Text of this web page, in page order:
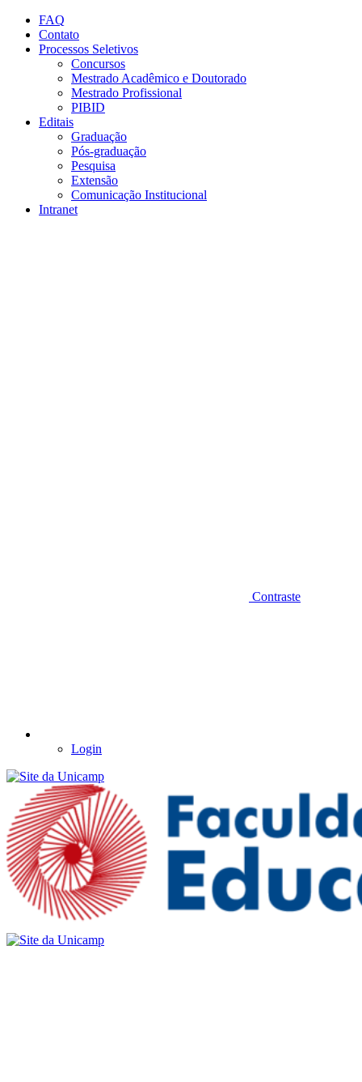
Conteúdo principal
FAQ
Contato
Processos Seletivos
Concursos
Mestrado Acadêmico e Doutorado
Mestrado Profissional
PIBID
Editais
Graduação
Pós-graduação
Pesquisa
Extensão
Comunicação Institucional
Intranet
Contraste
Login